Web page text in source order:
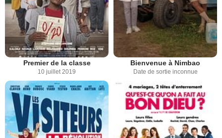
Premier de la classe
10 juillet 2019
Bienvenue à Nimbao
Date de sortie inconnue